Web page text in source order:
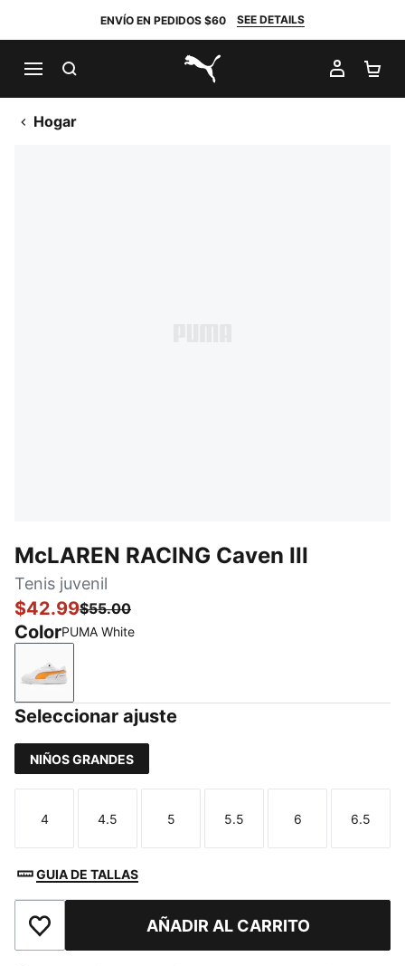
ENVÍO EN PEDIDOS $60 SEE DETAILS
PUMA.com
MI
Hogar
McLAREN RACING Caven III
Tenis juvenil
$42.99$55.00
ColorPUMA White
PUMA White
Seleccionar ajuste
NIÑOS GRANDES
Talla
4
Talla
4.5
Talla
5
Talla
5.5
Talla
6
Talla
6.5
GUIA DE TALLAS
Añadir a la lista de deseosAÑADIR AL CARRITO